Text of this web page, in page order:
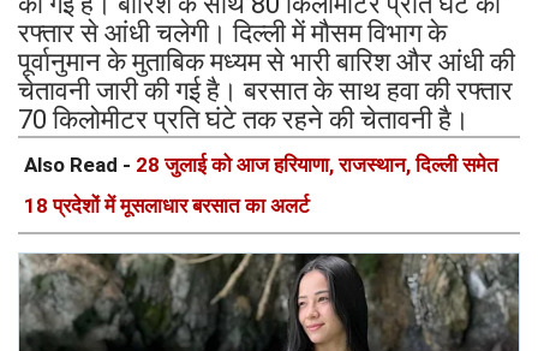
रफ्तार से आंधी चलेगी। दिल्ली में मौसम विभाग के
पूर्वानुमान के मुताबिक मध्यम से भारी बारिश और आंधी की
चेतावनी जारी की गई है। बरसात के साथ हवा की रफ्तार
70 किलोमीटर प्रति घंटे तक रहने की चेतावनी है।
Also Read - 28 जुलाई को आज हरियाणा, राजस्थान, दिल्ली समेत
18 प्रदेशों में मूसलाधार बरसात का अलर्ट